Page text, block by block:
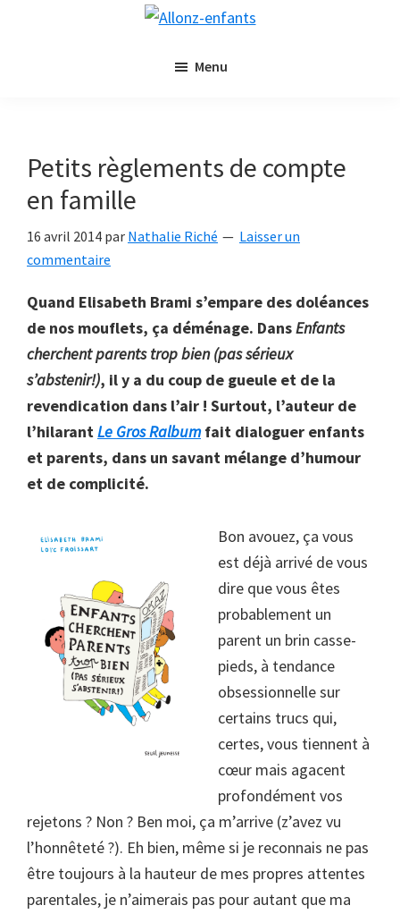
de
Nathalie
Menu
Petits règlements de compte
en famille
16 avril 2014 par Nathalie Riché
Laisser un
commentaire
Quand Elisabeth Brami s’empare des doléances
de nos mouflets, ça déménage. DansEnfants
cherchent parents trop bien (pas sérieux
s’abstenir!), il y a du coup de gueule et de la
revendication dans l’air ! Surtout, l’auteur de
l’hilarantLe Gros Ralbumfait dialoguer enfants
et parents, dans un savant mélange d’humour
et de complicité.
Bon avouez, ça vous
est déjà arrivé de vous
dire que vous êtes
probablement un
parent un brin casse-
pieds, à tendance
obsessionnelle sur
certains trucs qui,
certes, vous tiennent à
cœur mais agacent
profondément vos
rejetons ? Non ? Ben moi, ça m’arrive (z’avez vu
l’honnêteté ?). Eh bien, même si je reconnais ne pas
être toujours à la hauteur de mes propres attentes
parentales, je n’aimerais pas pour autant que ma